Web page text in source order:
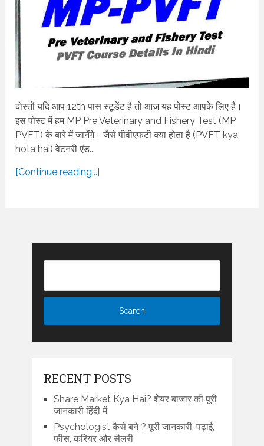
दोस्तों यदि आप 12th पास स्टूडेंट है तो आज यह पोस्ट आपके लिए है।
इस पोस्ट में हम MP Pre Veterinary and Fishery Test (MP
PVFT) के बारे में जानेंगे। जैसे पीवीएफटी क्या होता है (PVFT kya
hota hai) वेटनरी एंड...
[Continue reading...]
RECENT POSTS
Share Market Kya Hai? शेयर बाजार की पूरी
जानकारी हिंदी में
Psychologist कैसे बने ? पूरी जानकारी, पढ़ाई,
फीस, करियर और सैलरी